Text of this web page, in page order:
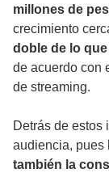
millones de
crecimiento
doble de lo
de acuerdo con
de streaming.
Detrás de estos
audiencia, pues
también la